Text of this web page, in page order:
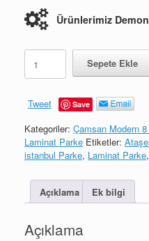
Ürünlerimiz
Prestij
Meşe
adet
Sepete Ekle
Tweet Save
Kategoriler: Çamsan Modern
Laminat Parke Etiketler:
istanbul Parke, Laminat Parke,
Açıklama Ek bilgi
Açıklama